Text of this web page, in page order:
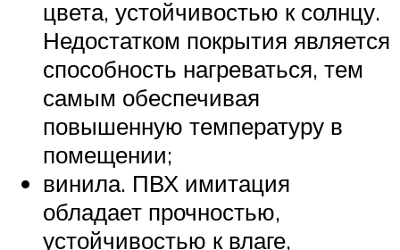
цвета, устойчивостью к солнцу.
Недостатком покрытия является
способность нагреваться, тем
самым обеспечивая
повышенную температуру в
помещении;
винила. ПВХ имитация
обладает прочностью,
устойчивостью к влаге,